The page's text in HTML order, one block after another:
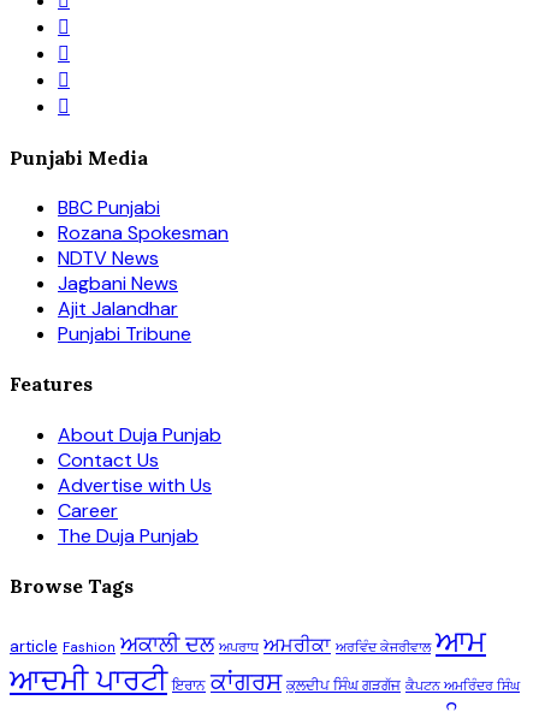
Punjabi Media
BBC Punjabi
Rozana Spokesman
NDTV News
Jagbani News
Ajit Jalandhar
Punjabi Tribune
Features
About Duja Punjab
Contact Us
Advertise with Us
Career
The Duja Punjab
Browse Tags
article Fashion ਅਕਾਲੀ ਦਲ ਅਪਰਾਧ ਅਮਰੀਕਾ ਅਰਵਿੰਦ ਕੇਜਰੀਵਾਲ ਆਮ
ਆਦਮੀ ਪਾਰਟੀ ਇਰਾਨ ਕਾਂਗਰਸ ਕੁਲਦੀਪ ਸਿੰਘ ਗੜਗੱਜ ਕੈਪਟਨ ਅਮਰਿੰਦਰ ਸਿੰਘ